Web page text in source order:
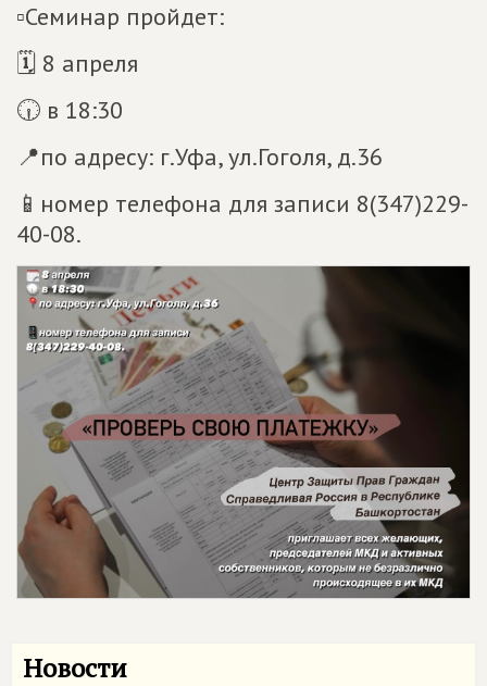
▫Семинар пройдет:
🗓 8 апреля
🕡 в 18:30
📍по адресу: г.Уфа, ул.Гоголя, д.36
📱номер телефона для записи 8(347)229-
40-08.
Новости